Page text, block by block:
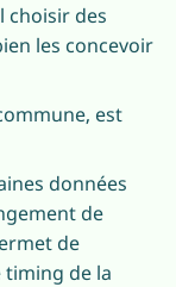
choisir des
les concevoir
est
données
de
de
de la